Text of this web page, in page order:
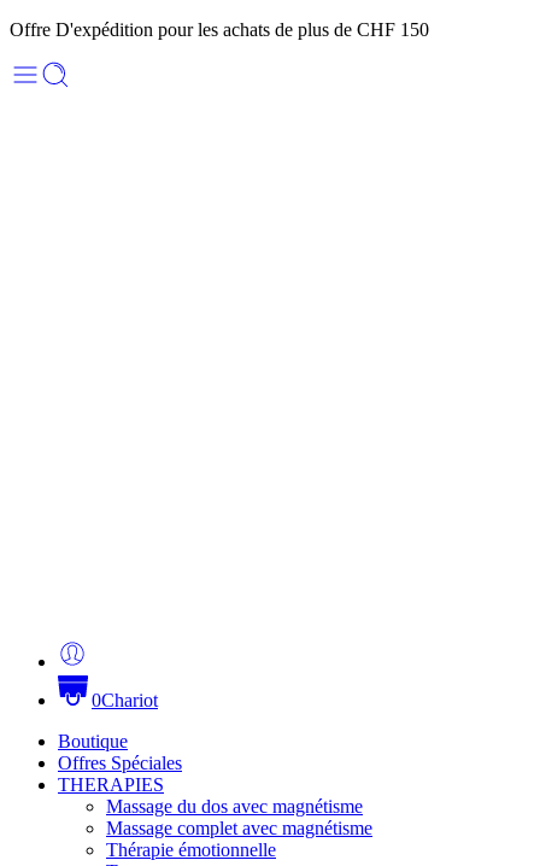
Offre D'expédition pour les achats de plus de CHF 150
0Chariot
Boutique
Offres Spéciales
THERAPIES
Massage du dos avec magnétisme
Massage complet avec magnétisme
Thérapie émotionnelle